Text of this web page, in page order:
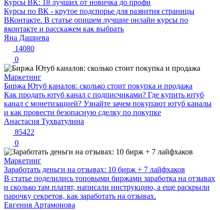
Курсы ВК: 18 лучших от новичка до профи
Курсы по ВК - крутое подспорье для развития страницы
ВКонтакте. В статье опишем лучшие онлайн курсы по
вконтакте и расскажем как выбрать
Яна Дашиева
14080
0
Маркетинг
Биржа Ютуб каналов: сколько стоит покупка и продажа
Как продать ютуб канал с подписчиками? Где купить ютуб
канал с монетизацией? Узнайте зачем покупают ютуб каналы
и как провести безопасную сделку по покупке
Анастасия Тухватулина
85422
0
Маркетинг
Заработать деньги на отзывах: 10 бирж + 7 лайфхаков
В статье поделились топовыми биржами заработка на отзывах
и сколько там платят, написали инструкцию, а еще раскрыли
парочку секретов, как заработать на отзывах.
Евгения Артамонова